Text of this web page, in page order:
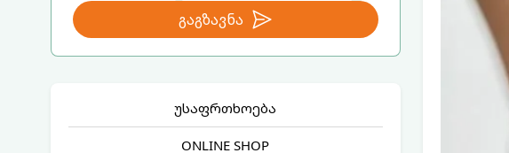
გაგზავნა
უსაფრთხოება
ONLINE SHOP